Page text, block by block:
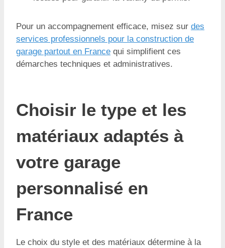
Pour un accompagnement efficace, misez sur des
services professionnels pour la construction de
garage partout en France qui simplifient ces
démarches techniques et administratives.
Choisir le type et les
matériaux adaptés à
votre garage
personnalisé en
France
Le choix du style et des matériaux détermine à la